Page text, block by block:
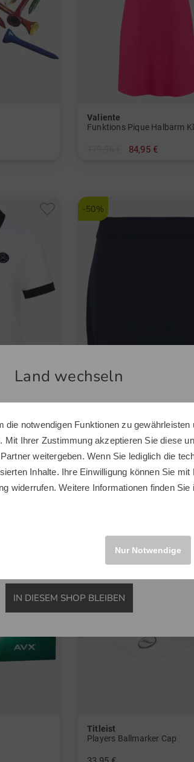
Valiente
Funktions Pique Halbarm
84,95 €
-50%
Valiente
Basic Jersey kurz Skort
59,95 € 29,95 €
in: 34 36 38 40 42 44
Titleist
Players Ballmarker Cap
Land wechseln
sich in einem anderen Land zu befinden.
Sie den Golf House Shop wechseln?
IN DIESEM SHOP BLEIBEN
notwendigen Funktionen zu
Mit Ihrer Zustimmung akzeptieren Sie diese
weitergeben. Wenn Sie lediglich die
Inhalte. Ihre Einwilligung können Sie mit
widerrufen. Weitere Informationen finden Sie
Nur Notwendige